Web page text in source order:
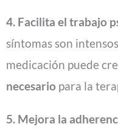
4. Facilita el trabajo
síntomas son
medicación puede
necesario para la
5. Mejora la